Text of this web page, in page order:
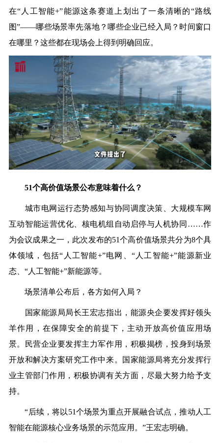
在“人工智能+”能源这条赛道上划出了一条清晰的“路线
图”——哪些场景率先落地？哪些企业已经入局？时间窗口
在哪里？这些都在现场会上得到明确回应。
51个高价值场景公布意味着什么？
城市电网运行态势感知与协同调度决策、大规模车网
互动智能运营优化、核电机组自动启停与人机协同 ……作
为会议成果之一，此次发布的51个高价值场景共分为8个具
体领域，包括“人工智能+”电网、“人工智能+”能源新业
态、“人工智能+”新能源等。
场景清单公布后，各方如何入局？
国家能源局局长王宏志指出，能源央企要发挥好领头
羊作用，在保障安全的前提下，主动开放高价值应用场
景。民营企业要发挥主力军作用，积极揭榜，投身到场景
开放和解决方案研究工作中来。国家能源局将充分发挥行
业主管部门作用，积极协调有关方面，尽最大努力给予支
持。
“后续，将以51个场景为重点开展融合试点，推动人工
智能在能源核心业务场景的示范应用。”王宏志明确。